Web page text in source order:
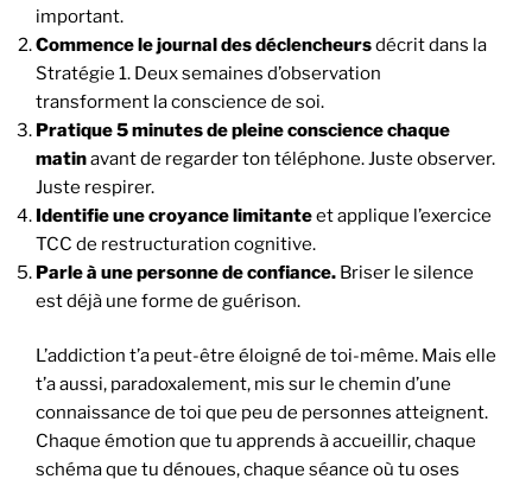
important.
Commence le journal des déclencheursdécrit dans la
Stratégie 1. Deux semaines d’observation
transforment la conscience de soi.
Pratique 5 minutes de pleine conscience chaque
matinavant de regarder ton téléphone. Juste observer.
Juste respirer.
Identifie une croyance limitanteet applique l’exercice
TCC de restructuration cognitive.
Parle à une personne de confiance. Briser le silence
est déjà une forme de guérison.
L’addiction t’a peut-être éloigné de toi-même. Mais elle
t’a aussi, paradoxalement, mis sur le chemin d’une
connaissance de toi que peu de personnes atteignent.
Chaque émotion que tu apprends à accueillir, chaque
schéma que tu dénoues, chaque séance où tu oses